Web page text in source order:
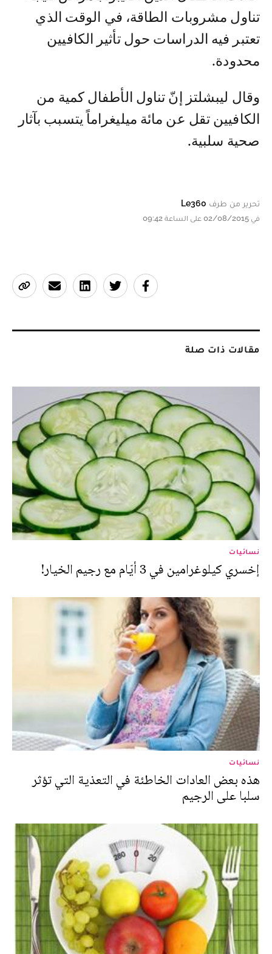
تناول مشروبات الطاقة، في الوقت الذي
تعتبر فيه الدراسات حول تأثير الكافيين
محدودة.
وقال ليبشلتز إنّ تناول الأطفال كمية من
الكافيين تقل عن مائة ميليغراماً يتسبب بآثار
صحية سلبية.
تحرير من طرف Le360
في 02/08/2015 على الساعة 09:42
مقالات ذات صلة
نسائيات
إخسري كيلوغرامين في 3 أيّام مع رجيم الخيار!
نسائيات
هذه بعض العادات الخاطئة في التعذية التي تؤثر
سلبا على الرجيم